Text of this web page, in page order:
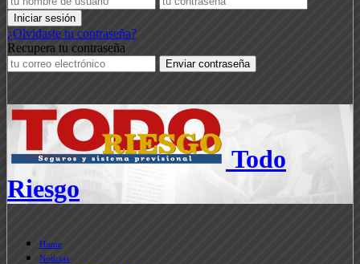
¿Olvidaste tu contraseña?
Recupera tu contraseña
Todo
Riesgo
Home
Noticias